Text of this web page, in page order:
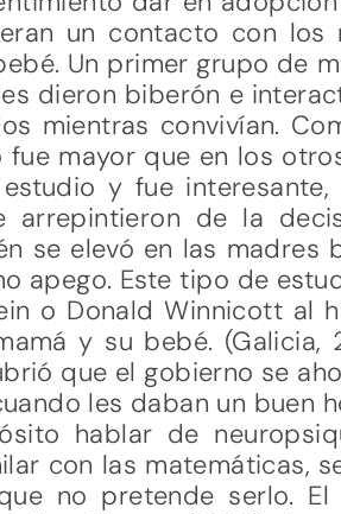
un contacto con
Un primer grupo de
dieron biberón e
mientras convivían.
mayor que en los
y fue
arrepintieron de la
se elevó en las madres
apego. Este tipo de
o Donald Winnicott al
y su bebé.
que el gobierno se
les daban un buen
hablar de
con las matemáticas,
no pretende serlo.